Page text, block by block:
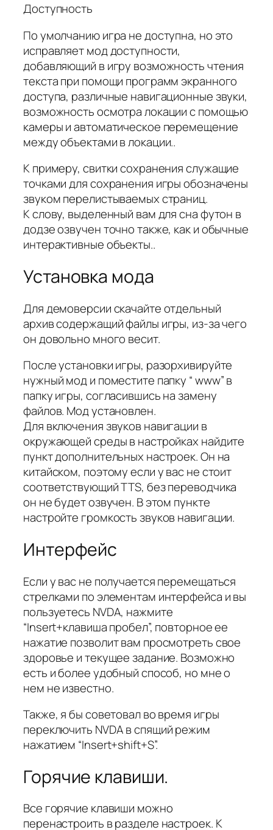
Доступность
По умолчанию игра не доступна, но это
исправляет мод доступности,
добавляющий в игру возможность чтения
текста при помощи программ экранного
доступа, различные навигационные звуки,
возможность осмотра локации с помощью
камеры и автоматическое перемещение
между объектами в локации..
К примеру, свитки сохранения служащие
точками для сохранения игры обозначены
звуком перелистываемых страниц.
К слову, выделенный вам для сна футон в
додзе озвучен точно также, как и обычные
интерактивные объекты..
Установка мода
Для демоверсии скачайте отдельный
архив содержащий файлы игры, из-за чего
он довольно много весит.
После установки игры, разорхивируйте
нужный мод и поместите папку “ www” в
папку игры, согласившись на замену
файлов. Мод установлен.
Для включения звуков навигации в
окружающей среды в настройках найдите
пункт дополнительных настроек. Он на
китайском, поэтому если у вас не стоит
соответствующий TTS, без переводчика
он не будет озвучен. В этом пункте
настройте громкость звуков навигации.
Интерфейс
Если у вас не получается перемещаться
стрелками по элементам интерфейса и вы
пользуетесь NVDA, нажмите
“Insert+клавиша пробел”, повторное ее
нажатие позволит вам просмотреть свое
здоровье и текущее задание. Возможно
есть и более удобный способ, но мне о
нем не известно.
Также, я бы советовал во время игры
переключить NVDA в спящий режим
нажатием “Insert+shift+S”.
Горячие клавиши.
Все горячие клавиши можно
перенастроить в разделе настроек. К